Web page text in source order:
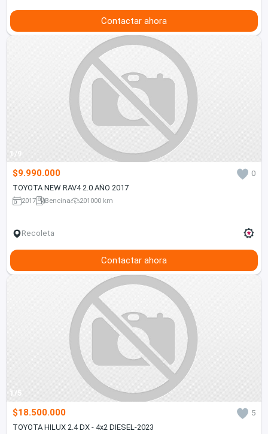
Contactar ahora
1/9
$9.990.000
0
TOYOTA NEW RAV4 2.0 AÑO 2017
2017 Bencina 201000 km
Recoleta
Contactar ahora
1/5
$18.500.000
5
TOYOTA HILUX 2.4 DX - 4x2 DIESEL-2023